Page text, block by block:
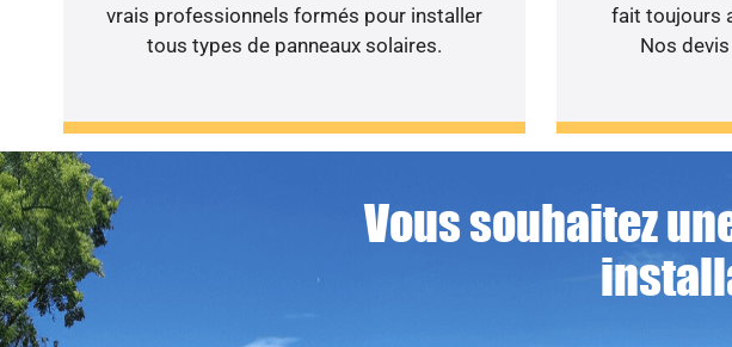
vrais professionnels formés pour installer
tous types de panneaux solaires.
fait toujours
Nos
Vous souhaitez